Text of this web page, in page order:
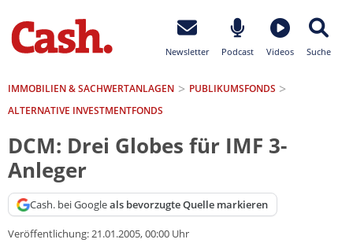
Newsletter Podcast Videos Suche
IMMOBILIEN & SACHWERTANLAGEN
PUBLIKUMSFONDS
ALTERNATIVE INVESTMENTFONDS
DCM: Drei Globes für IMF 3-
Anleger
Cash. bei Googleals bevorzugte Quelle markieren
Veröffentlichung:21.01.2005, 00:00 Uhr